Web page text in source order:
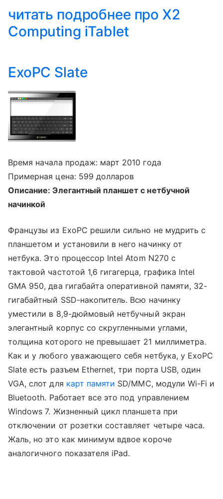
читать подробнее про X2
Computing iTablet
ExoPC Slate
Время начала продаж: март 2010 года
Примерная цена: 599 долларов
Описание: Элегантный планшет с нетбучной
начинкой
Французы из ExoPC решили сильно не мудрить с
планшетом и установили в него начинку от
нетбука. Это процессор Intel Atom N270 с
тактовой частотой 1,6 гигагерца, графика Intel
GMA 950, два гигабайта оперативной памяти, 32-
гигабайтный SSD-накопитель. Всю начинку
уместили в 8,9-дюймовый нетбучный экран
элегантный корпус со скругленными углами,
толщина которого не превышает 21 миллиметра.
Как и у любого уважающего себя нетбука, у ExoPC
Slate есть разъем Ethernet, три порта USB, один
VGA, слот для карт памяти SD/MMC, модули Wi-Fi и
Bluetooth. Работает все это под управлением
Windows 7. Жизненный цикл планшета при
отключении от розетки составляет четыре часа.
Жаль, но это как минимум вдвое короче
аналогичного показателя iPad.